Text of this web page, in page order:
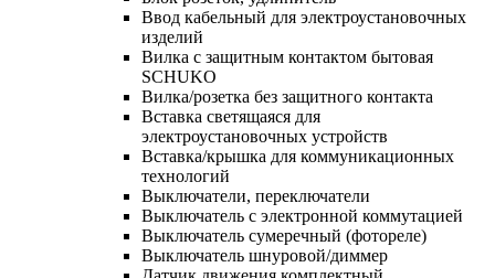
Ввод кабельный для электроустановочных
изделий
Вилка с защитным контактом бытовая
SCHUKO
Вилка/розетка без защитного контакта
Вставка светящаяся для
электроустановочных устройств
Вставка/крышка для коммуникационных
технологий
Выключатели, переключатели
Выключатель с электронной коммутацией
Выключатель сумеречный (фотореле)
Выключатель шнуровой/диммер